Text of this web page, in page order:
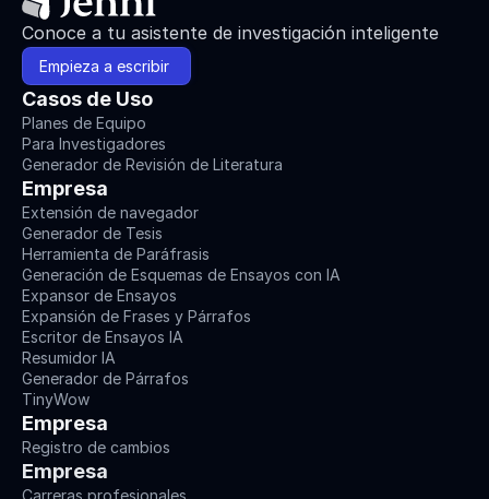
Conoce a tu asistente de investigación inteligente
Empieza a escribir
Casos de Uso
Planes de Equipo
Para Investigadores
Generador de Revisión de Literatura
Empresa
Extensión de navegador
Generador de Tesis
Herramienta de Paráfrasis
Generación de Esquemas de Ensayos con IA
Expansor de Ensayos
Expansión de Frases y Párrafos
Escritor de Ensayos IA
Resumidor IA
Generador de Párrafos
TinyWow
Empresa
Registro de cambios
Empresa